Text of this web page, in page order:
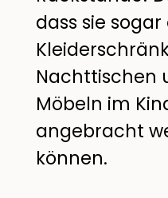
dass sie
Nachttischen
Möbeln im
angebracht
können.